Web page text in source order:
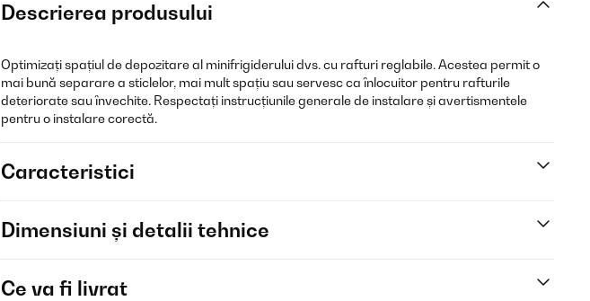
Descrierea produsului
Optimizați spațiul de depozitare al minifrigiderului dvs. cu rafturi reglabile. Acestea permit o
mai bună separare a sticlelor, mai mult spațiu sau servesc ca înlocuitor pentru rafturile
deteriorate sau învechite. Respectați instrucțiunile generale de instalare și avertismentele
pentru o instalare corectă.
Caracteristici
Dimensiuni și detalii tehnice
Ce va fi livrat